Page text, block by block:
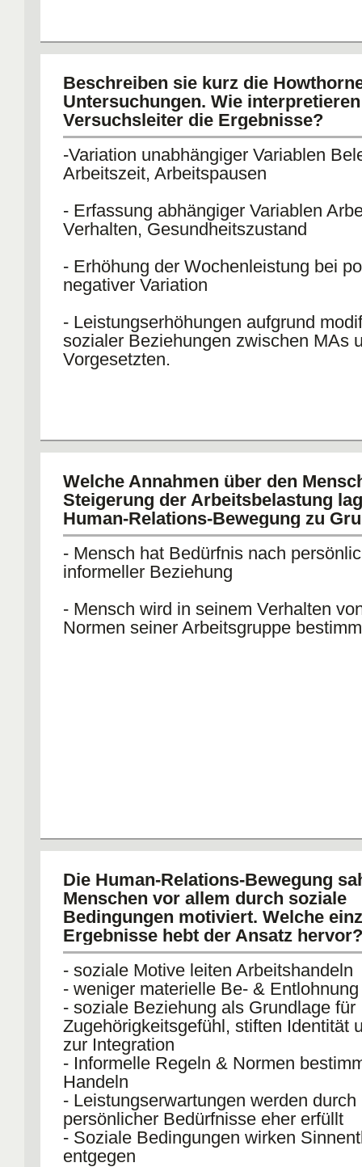
Beschreiben sie kurz die
Untersuchungen. Wie
Versuchsleiter die Ergebnisse?
-Variation unabhängiger Variablen
Arbeitszeit, Arbeitspausen
- Erfassung abhängiger Variablen
Verhalten, Gesundheitszustand
- Erhöhung der Wochenleistung bei
negativer Variation
- Leistungserhöhungen aufgrund
sozialer Beziehungen zwischen MAs
Vorgesetzten.
Welche Annahmen über den
Steigerung der Arbeitsbelastung
Human-Relations-Bewegung zu
- Mensch hat Bedürfnis nach
informeller Beziehung
- Mensch wird in seinem Verhalten
Normen seiner Arbeitsgruppe
Die Human-Relations-Bewegung
Menschen vor allem durch soziale
Bedingungen motiviert. Welche
Ergebnisse hebt der Ansatz hervor?
- soziale Motive leiten Arbeitshandeln
- weniger materielle Be- & Entlohnung
- soziale Beziehung als Grundlage für
Zugehörigkeitsgefühl, stiften Identität
zur Integration
- Informelle Regeln & Normen
Handeln
- Leistungserwartungen werden
persönlicher Bedürfnisse eher erfüllt
- Soziale Bedingungen wirken
entgegen